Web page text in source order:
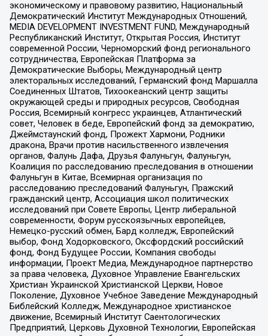
экономическому и правовому развитию, Национальный
Демократический Институт Международных Отношений,
MEDIA DEVELOPMENT INVESTMENT FUND, Международный
Республиканский Институт, Открытая Россия, Институт
современной России, Черноморский фонд регионального
сотрудничества, Европейская Платформа за
Демократические Выборы, Международный центр
электоральных исследований, Германский фонд Маршалла
Соединенных Штатов, Тихоокеанский центр защиты
окружающей среды и природных ресурсов, Свободная
Россия, Всемирный конгресс украинцев, Атлантический
совет, Человек в беде, Европейский фонд за демократию,
Джеймстаунский фонд, Прожект Хармони, Родники
дракона, Врачи против насильственного извлечения
органов, Фалунь Дафа, Друзья Фалуньгун, Фалуньгун,
Коалиция по расследованию преследования в отношении
Фалуньгун в Китае, Всемирная организация по
расследованию преследований Фалуньгун, Пражский
гражданский центр, Ассоциация школ политических
исследований при Совете Европы, Центр либеральной
современности, Форум русскоязычных европейцев,
Немецко-русский обмен, Бард колледж, Европейский
выбор, Фонд Ходорковского, Оксфордский российский
фонд, Фонд Будущее России, Компания свободы
информации, Проект Медиа, Международное партнерство
за права человека, Духовное Управление Евангельских
Христиан Украинской Христианской Церкви, Новое
Поколение, Духовное Учебное Заведение Международный
Библейский Колледж, Международное христианское
движение, Всемирный Институт Саентологических
Предприятий, Церковь Духовной Технологии, Европейская